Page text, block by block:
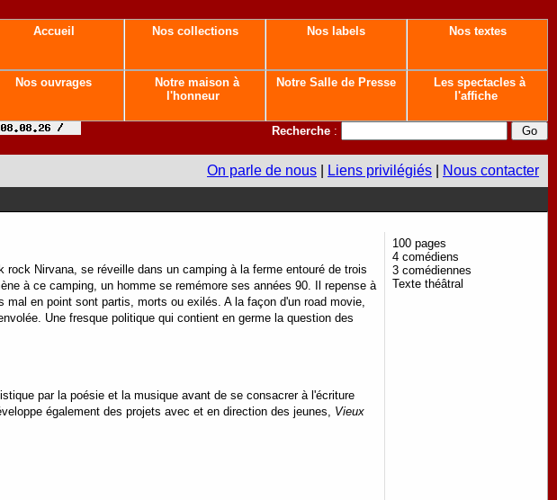
Accueil Nos collections Nos labels Nos textes
Nos ouvrages
Notre maison à
l'honneur
Notre Salle de Presse
Les spectacles à
l'affiche
Recherche :
On parle de nous Liens privilégiés Nous contacter
Nirvana, se réveille dans un camping à la ferme entouré de trois
à ce camping, un homme se remémore ses années 90. Il repense à
en point sont partis, morts ou exilés. A la façon d'un road movie,
Une fresque politique qui contient en germe la question des
par la poésie et la musique avant de se consacrer à l'écriture
également des projets avec et en direction des jeunes, Vieux
100 pages
4 comédiens
3 comédiennes
Texte théâtral